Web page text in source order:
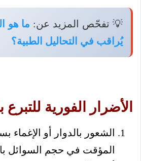
💡 تفحّص المزيد عن: ما هو
يُراقب في التحاليل الطبية؟
الأضرار الفورية للتبرع
الشعور بالدوار أو الإغماء
المؤقت في حجم السوائل